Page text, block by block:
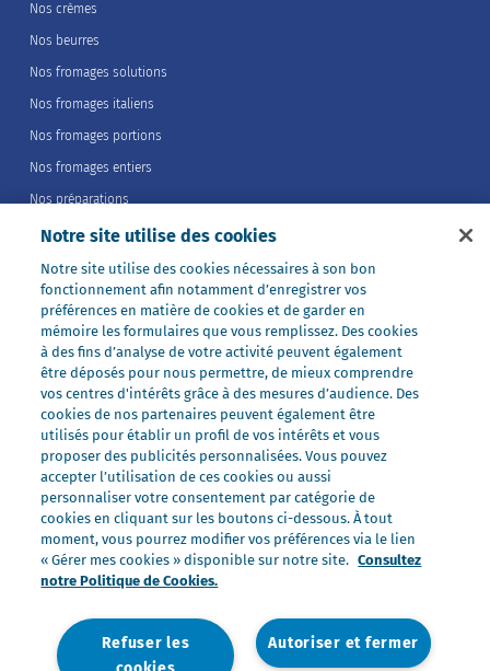
Nos crèmes
Nos beurres
Nos fromages solutions
Nos fromages italiens
Nos fromages portions
Nos fromages entiers
Nos préparations
Nos ultra-frais
Nos laits
Nos marques
Président Professionnel
Galbani Professionale
Lactel Professionnel
Société Professionnel
Salakis Professionnel
Nous rejoindre
Rejoindre le Groupe Lactalis
Les métiers du Foodservice
Nos offres
Notre site utilise des cookies
Notre site utilise des cookies nécessaires à son bon
fonctionnement afin notamment d’enregistrer vos
préférences en matière de cookies et de garder en
mémoire les formulaires que vous remplissez. Des cookies
à des fins d’analyse de votre activité peuvent également
être déposés pour nous permettre, de mieux comprendre
vos centres d'intérêts grâce à des mesures d’audience. Des
cookies de nos partenaires peuvent également être
utilisés pour établir un profil de vos intérêts et vous
proposer des publicités personnalisées. Vous pouvez
accepter l’utilisation de ces cookies ou aussi
personnaliser votre consentement par catégorie de
cookies en cliquant sur les boutons ci-dessous. À tout
moment, vous pourrez modifier vos préférences via le lien
« Gérer mes cookies » disponible sur notre site. Consultez
notre Politique de Cookies.
Autoriser et fermer
Refuser les